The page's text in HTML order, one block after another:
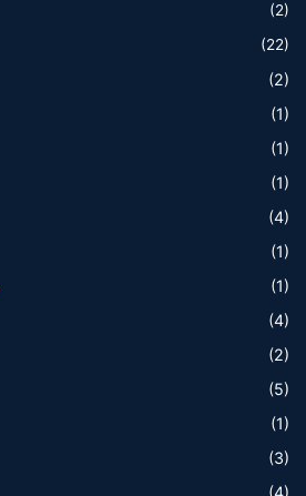
(2)
(22)
(2)
(1)
(1)
(1)
(4)
(1)
(1)
(4)
(2)
(5)
(1)
(3)
(4)